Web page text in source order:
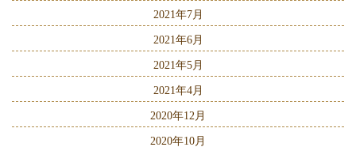
2021年7月
2021年6月
2021年5月
2021年4月
2020年12月
2020年10月